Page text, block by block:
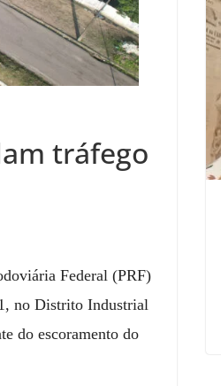
tráfego
Federal (PRF)
no Distrito Industrial
do escoramento do